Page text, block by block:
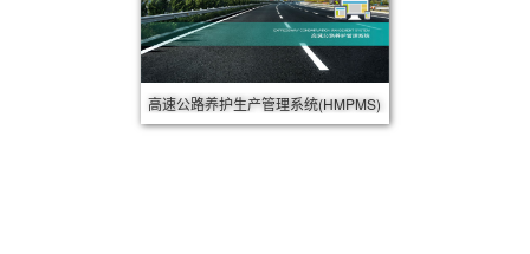
高速公路养护生产管理系统(HMPMS)